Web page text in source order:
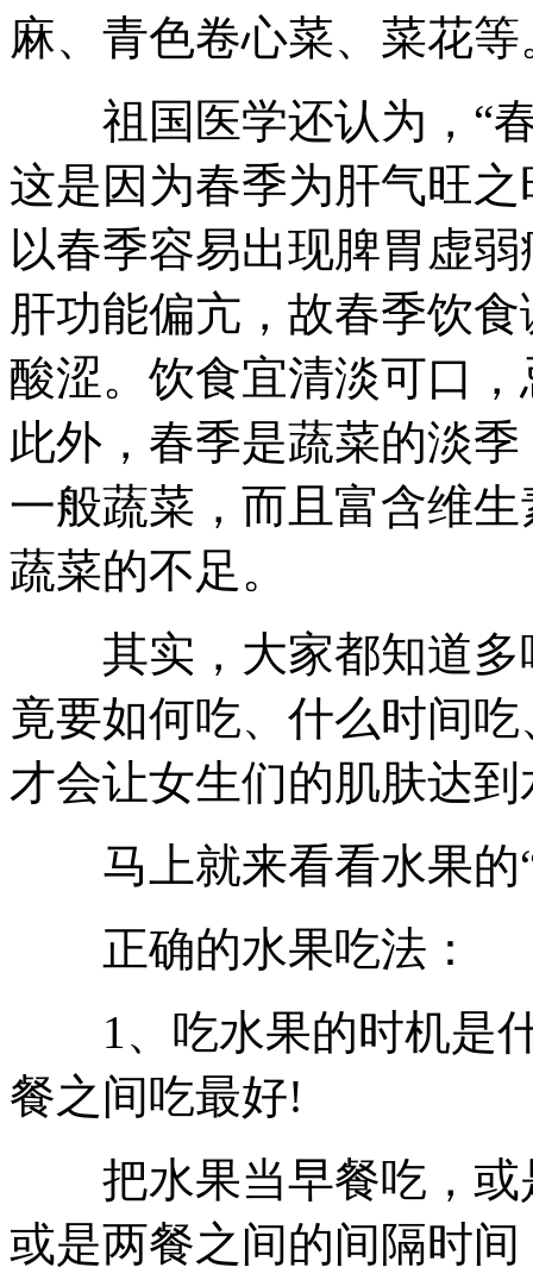
麻、青色卷心菜、菜花等
祖国医学还认为，“春
这是因为春季为肝气旺
以春季容易出现脾胃虚
肝功能偏亢，故春季饮
酸涩。饮食宜清淡可口
此外，春季是蔬菜的淡
一般蔬菜，而且富含维
蔬菜的不足。
其实，大家都知道多
竟要如何吃、什么时间
才会让女生们的肌肤达
马上就来看看水果的“
正确的水果吃法：
1、吃水果的时机是什
餐之间吃最好!
把水果当早餐吃，或
或是两餐之间的间隔时